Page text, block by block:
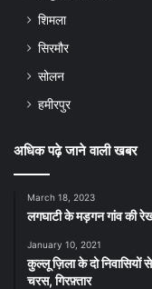
शिमला
सिरमौर
सोलन
हमीरपुर
अधिक पढ़े जाने वाली खबर
March 18, 2023
लगघाटी के मड़गन गांव की
January 10, 2021
कुल्लू ज़िला के दो
चरस, गिरफ़्तार